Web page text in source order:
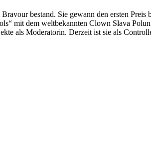
bestand. Sie gewann den ersten
mit dem weltbekannten Clown Slava
als Moderatorin. Derzeit ist sie als